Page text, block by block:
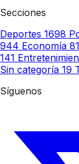
Secciones
Deportes 1698
944 Economía
141
Sin categoría 19
Síguenos